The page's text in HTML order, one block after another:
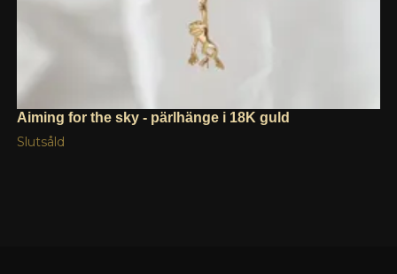
Aiming for the sky - pärlhänge i 18K guld
Slutsåld